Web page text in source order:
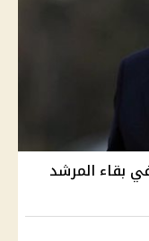
بقاء المرشد